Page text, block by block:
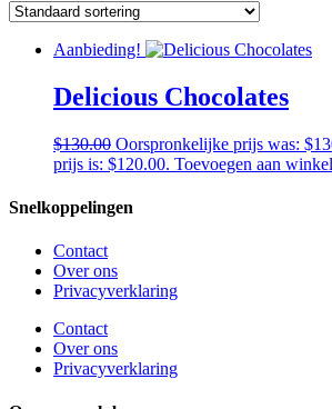
Aanbieding!
Delicious Chocolates
$130.00 Oorspronkelijke prijs was:
prijs is: $120.00. Toevoegen aan
Snelkoppelingen
Contact
Over ons
Privacyverklaring
Contact
Over ons
Privacyverklaring